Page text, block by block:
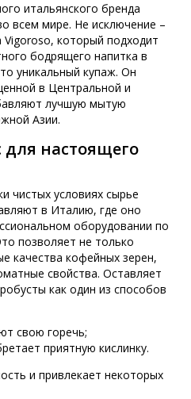
итальянского бренда
всем мире. Не исключение –
Vigoroso, который подходит
бодрящего напитка в
уникальный купаж. Он
в Центральной и
лучшую мытую
Азии.
для настоящего
чистых условиях сырье
в Италию, где оно
оборудовании по
позволяет не только
качества кофейных зерен,
свойства. Оставляет
как один из способов
свою горечь;
приятную кислинку.
и привлекает некоторых